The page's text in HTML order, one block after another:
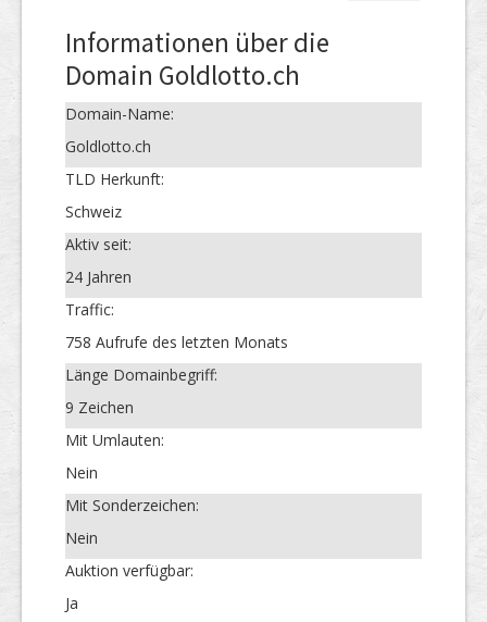
Informationen über die
Domain Goldlotto.ch
Domain-Name:
Goldlotto.ch
TLD Herkunft:
Schweiz
Aktiv seit:
24 Jahren
Traffic:
758 Aufrufe des letzten Monats
Länge Domainbegriff:
9 Zeichen
Mit Umlauten:
Nein
Mit Sonderzeichen:
Nein
Auktion verfügbar:
Ja